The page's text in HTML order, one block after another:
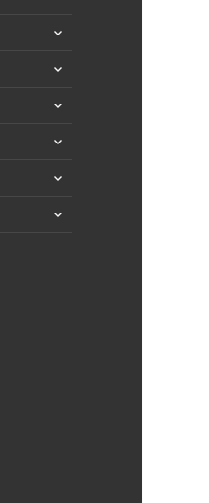
proširi
proširi
proširi
proširi
proširi
proširi